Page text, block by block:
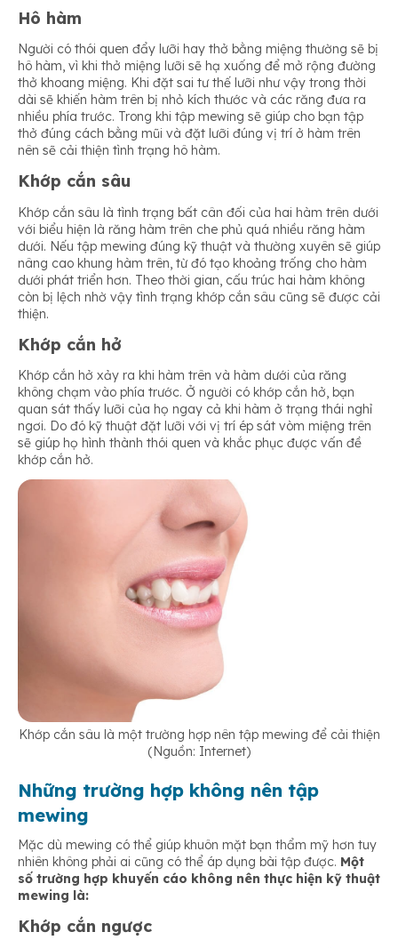
Hô hàm
Người có thói quen đẩy lưỡi hay thở bằng miệng thường sẽ bị
hô hàm, vì khi thở miệng lưỡi sẽ hạ xuống để mở rộng đường
thở khoang miệng. Khi đặt sai tư thế lưỡi như vậy trong thời
dài sẽ khiến hàm trên bị nhỏ kích thước và các răng đưa ra
nhiều phía trước. Trong khi tập mewing sẽ giúp cho bạn tập
thở đúng cách bằng mũi và đặt lưỡi đúng vị trí ở hàm trên
nên sẽ cải thiện tình trạng hô hàm.
Khớp cắn sâu
Khớp cắn sâu là tình trạng bất cân đối của hai hàm trên dưới
với biểu hiện là răng hàm trên che phủ quá nhiều răng hàm
dưới. Nếu tập mewing đúng kỹ thuật và thường xuyên sẽ giúp
nâng cao khung hàm trên, từ đó tạo khoảng trống cho hàm
dưới phát triển hơn. Theo thời gian, cấu trúc hai hàm không
còn bị lệch nhờ vậy tình trạng khớp cắn sâu cũng sẽ được cải
thiện.
Khớp cắn hở
Khớp cắn hở xảy ra khi hàm trên và hàm dưới của răng
không chạm vào phía trước. Ở người có khớp cắn hở, bạn
quan sát thấy lưỡi của họ ngay cả khi hàm ở trạng thái nghỉ
ngơi. Do đó kỹ thuật đặt lưỡi với vị trí ép sát vòm miệng trên
sẽ giúp họ hình thành thói quen và khắc phục được vấn đề
khớp cắn hở.
Khớp cắn sâu là một trường hợp nên tập mewing để cải thiện
(Nguồn: Internet)
Những trường hợp không nên tập
mewing
Mặc dù mewing có thể giúp khuôn mặt bạn thẩm mỹ hơn tuy
nhiên không phải ai cũng có thể áp dụng bài tập được. Một
số trường hợp khuyến cáo không nên thực hiện kỹ thuật
mewing là:
Khớp cắn ngược